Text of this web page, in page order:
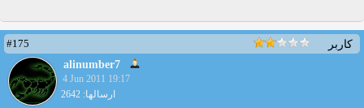
کاربر
#175
alinumber7
4 Jun 2011 19:17
ارسالها: 2642